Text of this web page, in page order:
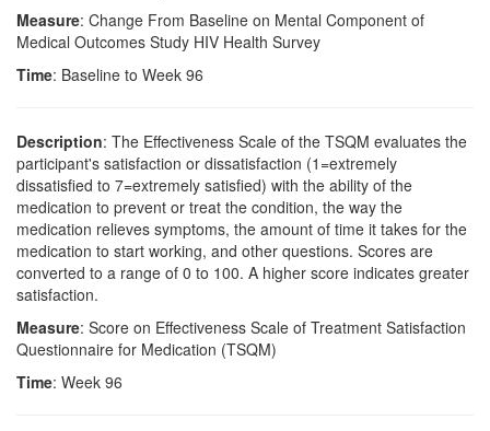
Measure: Change From Baseline on Mental Component of
Medical Outcomes Study HIV Health Survey
Time: Baseline to Week 96
Description: The Effectiveness Scale of the TSQM evaluates the
participant's satisfaction or dissatisfaction (1=extremely
dissatisfied to 7=extremely satisfied) with the ability of the
medication to prevent or treat the condition, the way the
medication relieves symptoms, the amount of time it takes for the
medication to start working, and other questions. Scores are
converted to a range of 0 to 100. A higher score indicates greater
satisfaction.
Measure: Score on Effectiveness Scale of Treatment Satisfaction
Questionnaire for Medication (TSQM)
Time: Week 96